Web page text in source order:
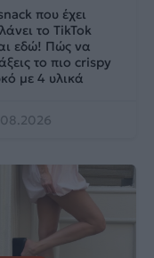
που έχει
το TikTok
εδώ! Πώς να
το πιο crispy
με 4 υλικά